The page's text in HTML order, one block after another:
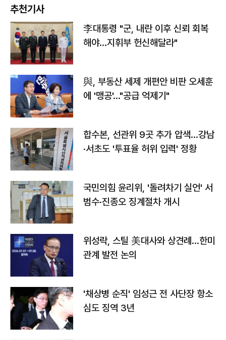
추천기사
李대통령 "군, 내란 이후 신뢰 회복
해야…지휘부 헌신해달라"
與, 부동산 세제 개편안 비판 오세훈
에 '맹공'…"공급 억제기"
합수본, 선관위 9곳 추가 압색…강남
·서초도 '투표율 허위 입력' 정황
국민의힘 윤리위, '돌려차기 실언' 서
범수·진종오 징계절차 개시
위성락, 스틸 美대사와 상견례…한미
관계 발전 논의
'채상병 순직' 임성근 전 사단장 항소
심도 징역 3년